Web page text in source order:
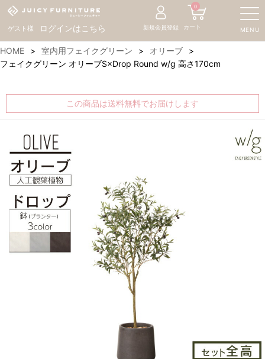
ゲスト様 ログインはこちら MENU
新規会員登録 カート
0
HOME 室内用フェイクグリーン
オリーブ
フェイクグリーン オリーブS×Drop Round w/g 高さ170cm
この商品は送料無料でお届けします